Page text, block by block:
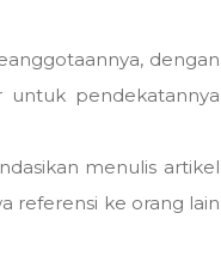
dengan
untuk pendekatannya
menulis artikel
referensi ke orang lain